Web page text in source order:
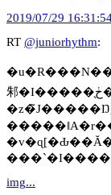
2019/07/29
RT @juniorhythm:
邾�I�����̖ڂ������̂��ƃX�}
img...